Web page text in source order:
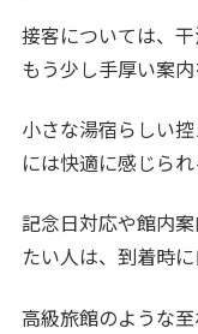
接客については、
もう少し手厚い案
小さな湯宿らしい
には快適に感じられ
記念日対応や館内
たい人は、到着時
高級旅館のような